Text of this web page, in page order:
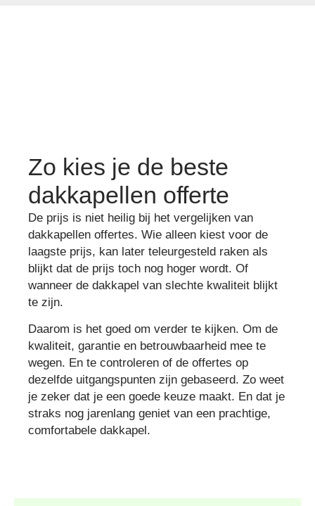
Zo kies je de beste
dakkapellen offerte
De prijs is niet heilig bij het vergelijken van
dakkapellen offertes. Wie alleen kiest voor de
laagste prijs, kan later teleurgesteld raken als
blijkt dat de prijs toch nog hoger wordt. Of
wanneer de dakkapel van slechte kwaliteit blijkt
te zijn.
Daarom is het goed om verder te kijken. Om de
kwaliteit, garantie en betrouwbaarheid mee te
wegen. En te controleren of de offertes op
dezelfde uitgangspunten zijn gebaseerd. Zo weet
je zeker dat je een goede keuze maakt. En dat je
straks nog jarenlang geniet van een prachtige,
comfortabele dakkapel.